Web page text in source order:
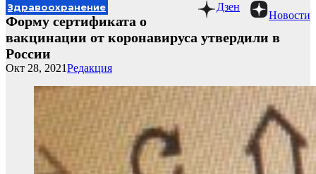
Новости
Дзен
Здравоохранение
Форму сертификата о
вакцинации от коронавируса утвердили в
России
Редакция
Окт 28, 2021